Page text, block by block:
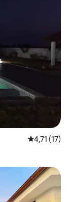
Évaluation
4,71 (17)